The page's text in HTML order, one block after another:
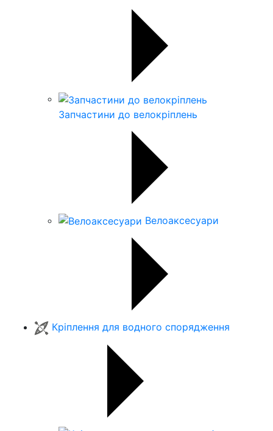
Запчастини до велокріплень
Велоаксесуари
Кріплення для водного спорядження